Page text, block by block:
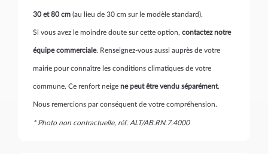
30 et 80 cm (au lieu de 30 cm sur le modèle standard).
Si vous avez le moindre doute sur cette option, contactez notre
équipe commerciale. Renseignez-vous aussi auprès de votre
mairie pour connaître les conditions climatiques de votre
commune. Ce renfort neige ne peut être vendu séparément.
Nous remercions par conséquent de votre compréhension.
* Photo non contractuelle, réf. ALT/AB.RN.7.4000